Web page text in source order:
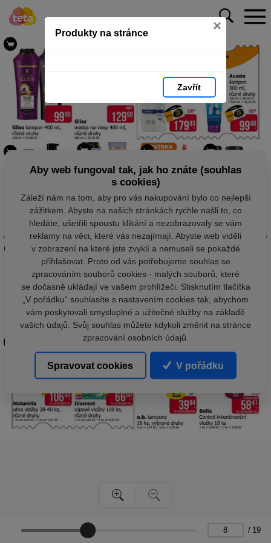
Produkty na stránce ×
Zavřít
/ 19
Aby web fungoval tak, jak ho znáte (souhlas
s cookies)
Záleží nám na tom, aby pro vás nakupování bylo co nejlepší
zážitkem. Abyste na našich stránkách rychle našli to, co
hledáte, ušetřili spoustu klikání a nezobrazovaly se vám
reklamy na věci, které vás nezajímají. Abyste web viděli
v zobrazení na které jste zvyklí a nemuseli se pokaždé
přihlašovat. Proto od vás potřebujeme souhlas se
zpracováním souborů cookies - malých souborů, které
se dočasně ukládají ve vašem prohlížeči. Stisknutím tlačítka
„V pořádku“ souhlasíte s nastavením cookies tak, abychom
vám poskytovali smysluplné a užitečné služby na základě
vašich údajů. Svůj souhlas můžete kdykoli změnit na stránce
zpracování osobních údajů.
Spravovat cookies V pořádku